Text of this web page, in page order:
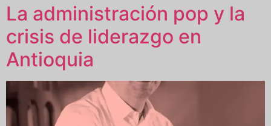
La administración pop y la
crisis de liderazgo en
Antioquia